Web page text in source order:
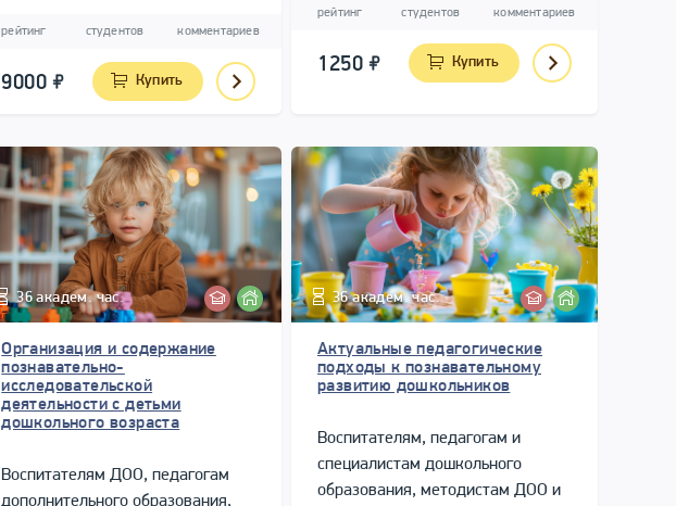
образовательным учреждением,
улучшения качества услуг,
предоставляемых дошкольникам
рейтинг студентов комментариев
9000 Купить
методистам ДОО, логопедам.
рейтинг студентов комментариев
1250 Купить
36 академ. час.
Организация и содержание
познавательно-
исследовательской
деятельности с детьми
дошкольного возраста
Воспитателям ДОО, педагогам
дополнительного образования,
36 академ. час.
Актуальные педагогические
подходы к познавательному
развитию дошкольников
Воспитателям, педагогам и
специалистам дошкольного
образования, методистам ДОО и